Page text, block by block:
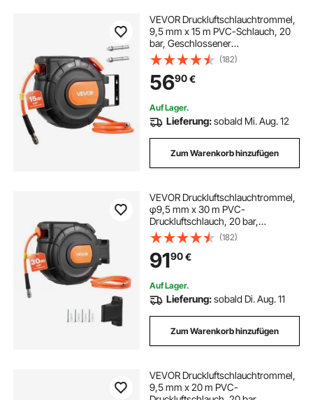
VEVOR Druckluftschlauchtrommel,
9,5 mm x 15 m PVC-Schlauch, 20
bar, Geschlossener
Schlauchaufroller mit
Automatischer Aufwicklung & 1 m
Zuleitung, 180° schwenkbare
Decken-/Wandhalterung
(182)
5690€
Auf Lager.
Lieferung:sobald Mi. Aug. 12
Zum Warenkorb hinzufügen
VEVOR Druckluftschlauchtrommel,
φ9,5 mm x 30 m PVC-
Druckluftschlauch, 20 bar,
Geschlossener Schlauchaufroller
mit Automatischer Aufwicklung & 2
m Zuleitung, 180° Schwenkbare
Decken-/Wandhalterung
(182)
9190€
Auf Lager.
Lieferung:sobald Di. Aug. 11
Zum Warenkorb hinzufügen
VEVOR Druckluftschlauchtrommel,
9,5 mm x 20 m PVC-